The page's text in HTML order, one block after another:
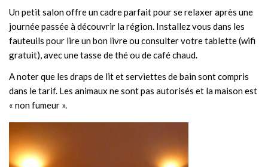
Un petit salon offre un cadre parfait pour se relaxer après une
journée passée à découvrir la région. Installez vous dans les
fauteuils pour lire un bon livre ou consulter votre tablette (wifi
gratuit), avec une tasse de thé ou de café chaud.
A noter que les draps de lit et serviettes de bain sont compris
dans le tarif. Les animaux ne sont pas autorisés et la maison est
« non fumeur ».